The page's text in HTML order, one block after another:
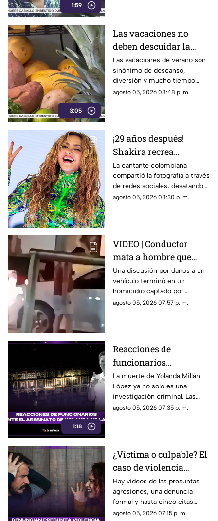
1:59
3:05
Las vacaciones no
deben descuidar la
alimentación infantil
Las vacaciones de verano son
sinónimo de descanso,
diversión y mucho tiempo
libre.
agosto 05, 2026 08:48 p. m.
¡29 años después!
Shakira recrea
ICÓNICO meme; esta es
la historia de la
fotografía
La cantante colombiana
compartió la fotografía a través
de redes sociales, desatando
cientos de comentarios.
agosto 05, 2026 08:30 p. m.
VIDEO | Conductor
mata a hombre que
rompió su espejo
retrovisor
Una discusión por daños a un
vehículo terminó en un
homicidio captado por
testigos.
agosto 05, 2026 07:57 p. m.
1:18
Reacciones de
funcionarios
Morelenses ante el
asesinato de Yolanda
Millán, ayudante
municipal de
La muerte de Yolanda Millán
López ya no solo es una
investigación criminal. Las
reacciones continúan
fuertes. ¿Qué dijeron las
autoridades y qué sigue en el
caso?
agosto 05, 2026 07:35 p. m.
¿Víctima o culpable? El
caso de violencia
contra los hombres en
Sonora que está
generando
Hay videos de las presuntas
agresiones, una denuncia
formal y hasta cinco citas
psicológicas canceladas; aun
agosto 05, 2026 07:15 p. m.